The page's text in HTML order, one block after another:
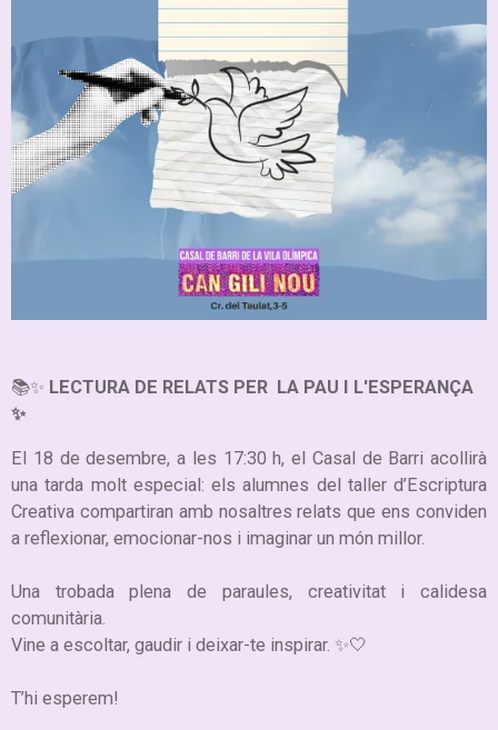
📚✨ LECTURA DE RELATS PER LA PAU I L'ESPERANÇA
✨
El 18 de desembre, a les 17:30 h, el Casal de Barri acollirà
una tarda molt especial: els alumnes del taller d’Escriptura
Creativa compartiran amb nosaltres relats que ens conviden
a reflexionar, emocionar-nos i imaginar un món millor.
Una trobada plena de paraules, creativitat i calidesa
comunitària.
Vine a escoltar, gaudir i deixar-te inspirar. ✨🤍
T’hi esperem!